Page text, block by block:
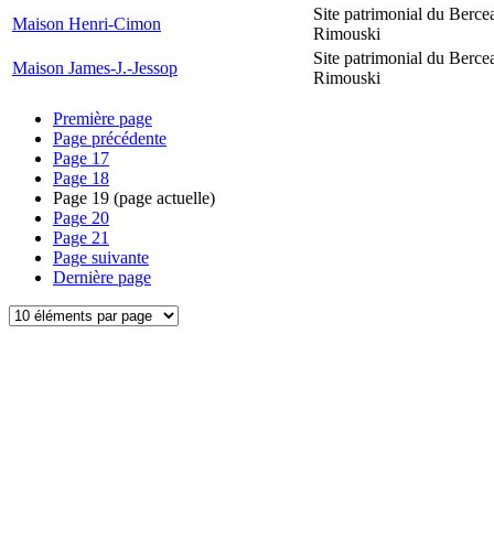
Maison Henri-Cimon
Site patrimonial du
Rimouski
Maison James-J.-Jessop
Site patrimonial du
Rimouski
Première page
Page précédente
Page 17
Page 18
Page 19 (page actuelle)
Page 20
Page 21
Page suivante
Dernière page